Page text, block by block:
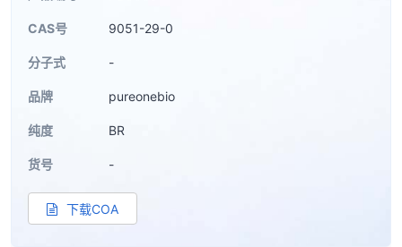
CAS号 9051-29-0
分子式 -
品牌 pureonebio
纯度 BR
货号 -
下载COA